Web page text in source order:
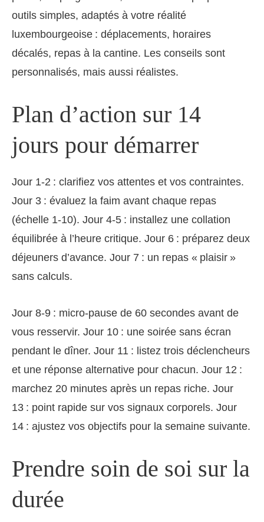
outils simples, adaptés à votre réalité
luxembourgeoise : déplacements, horaires
décalés, repas à la cantine. Les conseils sont
personnalisés, mais aussi réalistes.
Plan d’action sur 14
jours pour démarrer
Jour 1‑2 : clarifiez vos attentes et vos contraintes.
Jour 3 : évaluez la faim avant chaque repas
(échelle 1‑10). Jour 4‑5 : installez une collation
équilibrée à l’heure critique. Jour 6 : préparez deux
déjeuners d’avance. Jour 7 : un repas « plaisir »
sans calculs.
Jour 8‑9 : micro‑pause de 60 secondes avant de
vous resservir. Jour 10 : une soirée sans écran
pendant le dîner. Jour 11 : listez trois déclencheurs
et une réponse alternative pour chacun. Jour 12 :
marchez 20 minutes après un repas riche. Jour
13 : point rapide sur vos signaux corporels. Jour
14 : ajustez vos objectifs pour la semaine suivante.
Prendre soin de soi sur la
durée